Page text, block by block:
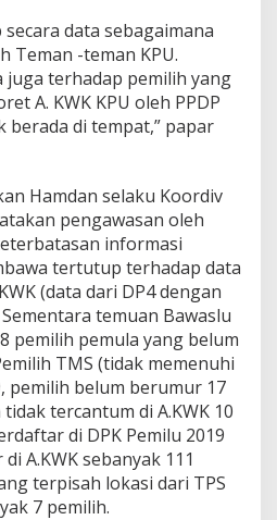
data sebagaimana
Teman -teman KPU.
juga terhadap pemilih yang
A. KWK KPU oleh PPDP
berada di tempat,” papar
Hamdan selaku Koordiv
pengawasan oleh
informasi
tertutup terhadap data
(data dari DP4 dengan
temuan Bawaslu
pemilih pemula yang belum
TMS (tidak memenuhi
pemilih belum berumur 17
tercantum di A.KWK 10
di DPK Pemilu 2019
A.KWK sebanyak 111
terpisah lokasi dari TPS
7 pemilih.